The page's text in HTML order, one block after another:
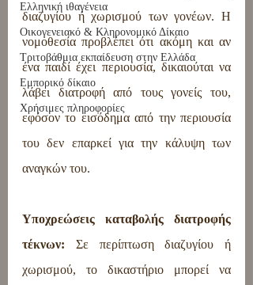
Ελληνική ιθαγένεια
Οικογενειακό & Κληρονομικό Δίκαιο
Τριτοβάθμια εκπαίδευση στην Ελλάδα
Εμπορικό δίκαιο
Χρήσιμες πληροφορίες
διαζυγίου ή χωρισμού των γονέων. Η
νομοθεσία προβλέπει ότι ακόμη και αν
ένα παιδί έχει περιουσία, δικαιούται να
λάβει διατροφή από τους γονείς του,
εφόσον το εισόδημα από την περιουσία
του δεν επαρκεί για την κάλυψη των
αναγκών του.
Υποχρεώσεις καταβολής διατροφής
τέκνων: Σε περίπτωση διαζυγίου ή
χωρισμού, το δικαστήριο μπορεί να